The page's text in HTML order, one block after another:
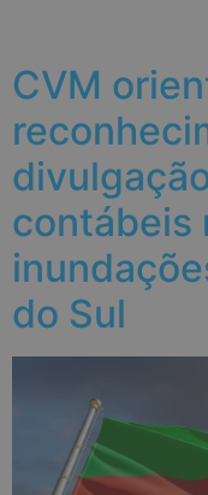
CVM
contábeis
do Sul